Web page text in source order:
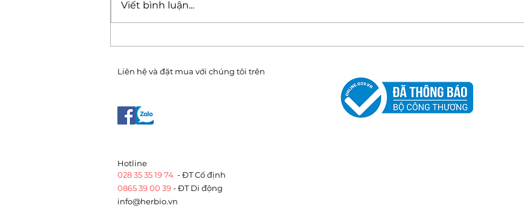
Viết bình luận...
Liên hệ và đặt mua với chúng tôi trên
​Hotline
028 35 35 19 74 - ĐT Cố định
0865 39 00 39- ĐT Di động
info@herbio.vn